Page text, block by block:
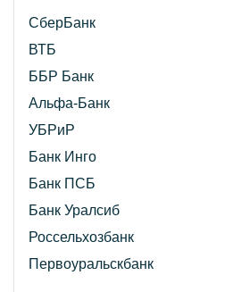
СберБанк
ВТБ
ББР Банк
Альфа-Банк
УБРиР
Банк Инго
Банк ПСБ
Банк Уралсиб
Россельхозбанк
Первоуральскбанк